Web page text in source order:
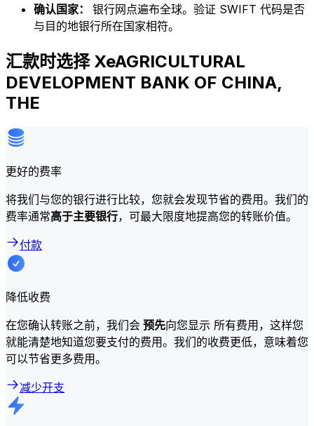
确认国家： 银行网点遍布全球。验证 SWIFT 代码是否
与目的地银行所在国家相符。
汇款时选择 XeAGRICULTURAL
DEVELOPMENT BANK OF CHINA,
THE
更好的费率
将我们与您的银行进行比较，您就会发现节省的费用。我们的
费率通常高于主要银行，可最大限度地提高您的转账价值。
付款
降低收费
在您确认转账之前，我们会 预先向您显示 所有费用，这样您
就能清楚地知道您要支付的费用。我们的收费更低，意味着您
可以节省更多费用。
减少开支